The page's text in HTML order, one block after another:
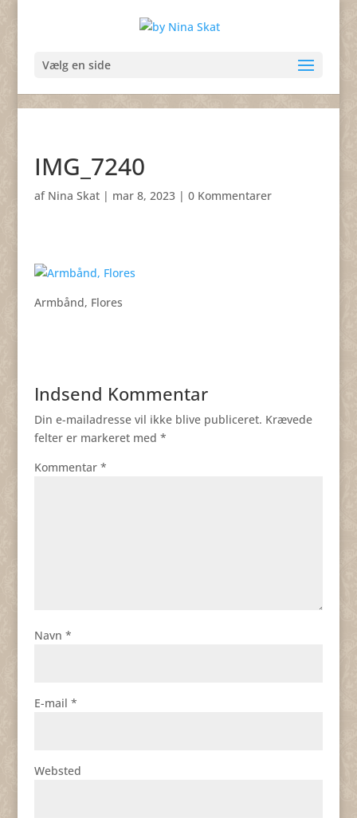
Vælg en side
IMG_7240
af Nina Skat| mar 8, 2023| 0 Kommentarer
Armbånd, Flores
Indsend Kommentar
Din e-mailadresse vil ikke blive publiceret. Krævede
felter er markeret med *
Kommentar *
Navn *
E-mail *
Websted